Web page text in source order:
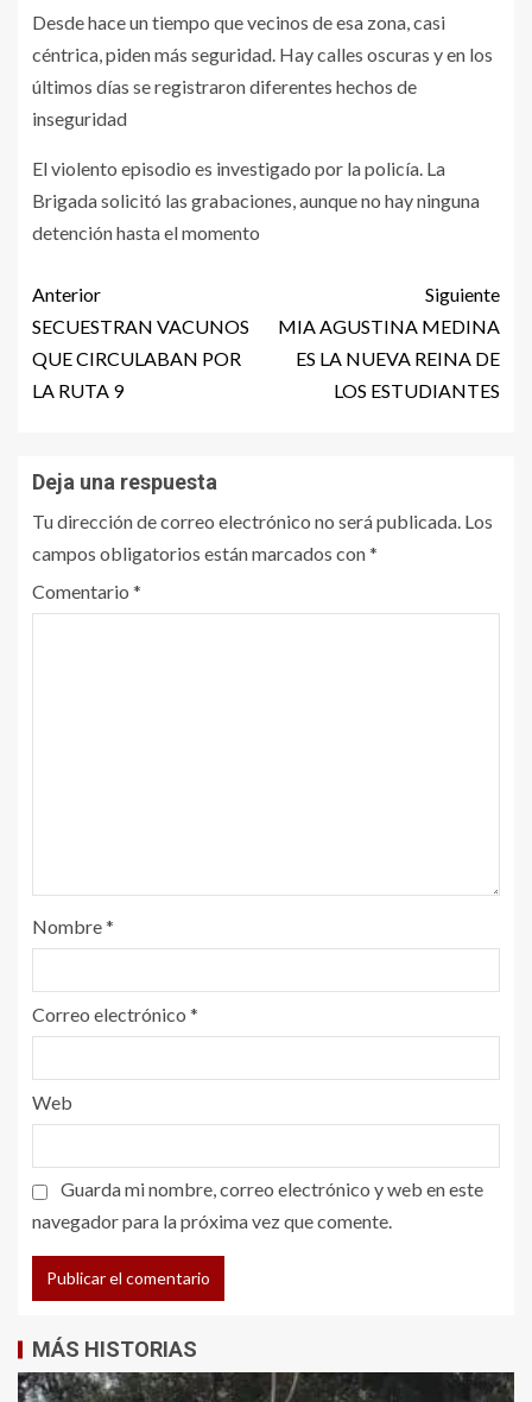
Desde hace un tiempo que vecinos de esa zona, casi
céntrica, piden más seguridad. Hay calles oscuras y en los
últimos días se registraron diferentes hechos de
inseguridad
El violento episodio es investigado por la policía. La
Brigada solicitó las grabaciones, aunque no hay ninguna
detención hasta el momento
Anterior
SECUESTRAN VACUNOS
QUE CIRCULABAN POR
LA RUTA 9
Siguiente
MIA AGUSTINA MEDINA
ES LA NUEVA REINA DE
LOS ESTUDIANTES
Deja una respuesta
Tu dirección de correo electrónico no será publicada. Los
campos obligatorios están marcados con*
Comentario *
Nombre*
Correo electrónico *
Web
Guarda mi nombre, correo electrónico y web en este
navegador para la próxima vez que comente.
MÁS HISTORIAS